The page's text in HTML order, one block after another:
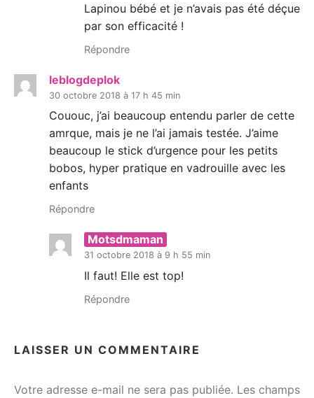
Lapinou bébé et je n’avais pas été déçue
par son efficacité !
Répondre
leblogdeplok
30 octobre 2018 à 17 h 45 min
Cououc, j’ai beaucoup entendu parler de cette
amrque, mais je ne l’ai jamais testée. J’aime
beaucoup le stick d’urgence pour les petits
bobos, hyper pratique en vadrouille avec les
enfants
Répondre
Motsdmaman
31 octobre 2018 à 9 h 55 min
Il faut! Elle est top!
Répondre
LAISSER UN COMMENTAIRE
Votre adresse e-mail ne sera pas publiée. Les champs